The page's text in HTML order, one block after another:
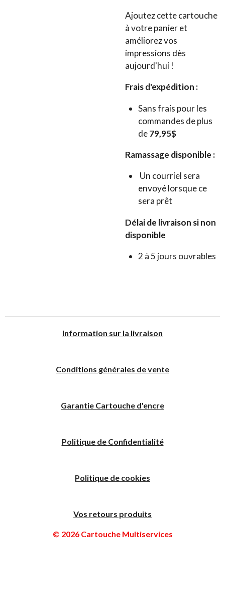
Ajoutez cette cartouche
à votre panier et
améliorez vos
impressions dès
aujourd'hui !
Frais d'expédition :
Sans frais pour les
commandes de plus
de79,95$
Ramassage disponible :
Un courriel sera
envoyé lorsque ce
sera prêt
Délai de livraison si non
disponible
2 à 5 jours ouvrables
Information sur la livraison
Conditions générales de vente
Garantie Cartouche d'encre
Politique de Confidentialité
Politique de cookies
Vos retours produits
© 2026 Cartouche Multiservices